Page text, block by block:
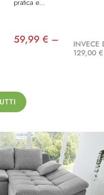
pratica e...
59,99 € –
INVECE
129,00 €